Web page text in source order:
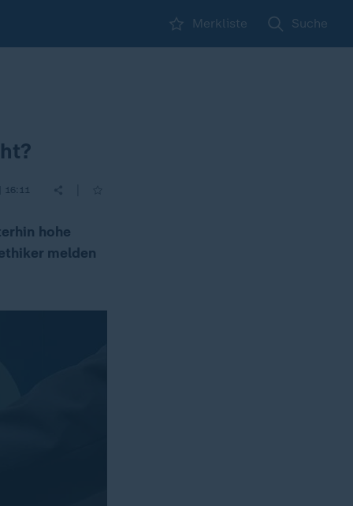
Merkliste Suche
16:11
hohe
melden